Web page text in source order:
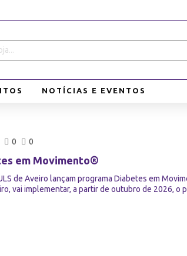
NOTÍCIAS E EVENTOS
0 0
em Movimento®
de Aveiro lançam programa Diabetes em
vai implementar, a partir de outubro de 2026,